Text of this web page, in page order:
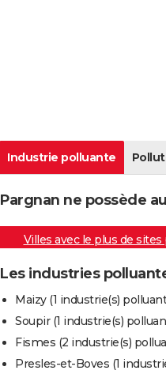
Industrie polluante
Pargnan ne possède
Villes avec le plus de sites
Les industries
Maizy (1 industrie(s)
Soupir (1 industrie(s)
Fismes (2 industrie(s)
Presles-et-Boves (1